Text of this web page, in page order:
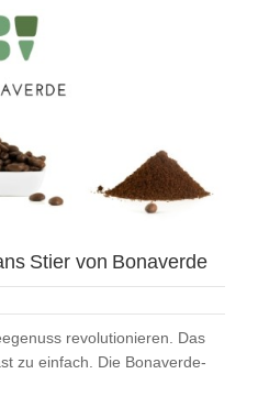
Stier von Bonaverde
revolutionieren. Das
zu einfach. Die Bonaverde-